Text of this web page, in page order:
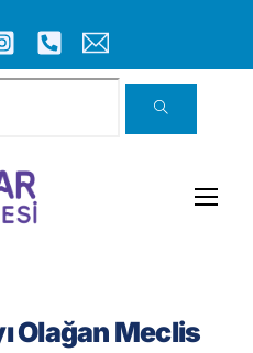
ICON
LABEL
ICON
LABEL
Olağan Meclis